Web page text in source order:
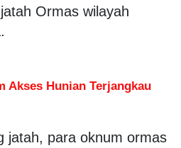
Ormas wilayah
Akses Hunian Terjangkau
jatah, para oknum ormas